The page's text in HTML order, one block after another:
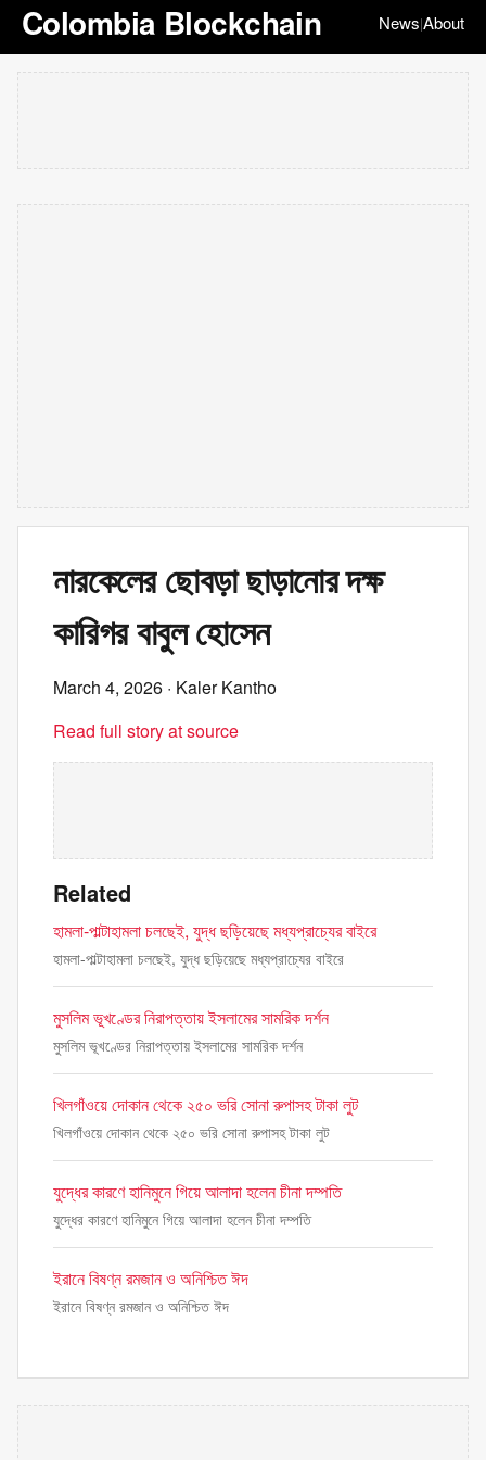
Colombia Blockchain News|About
নারকেলের ছোবড়া ছাড়ানোর দক্ষ
কারিগর বাবুল হোসেন
March 4, 2026 · Kaler Kantho
Read full story at source
Related
হামলা-পাল্টাহামলা চলছেই, যুদ্ধ ছড়িয়েছে মধ্যপ্রাচ্যের বাইরে
হামলা-পাল্টাহামলা চলছেই, যুদ্ধ ছড়িয়েছে মধ্যপ্রাচ্যের বাইরে
মুসলিম ভূখণ্ডের নিরাপত্তায় ইসলামের সামরিক দর্শন
মুসলিম ভূখণ্ডের নিরাপত্তায় ইসলামের সামরিক দর্শন
খিলগাঁওয়ে দোকান থেকে ২৫০ ভরি সোনা রুপাসহ টাকা লুট
খিলগাঁওয়ে দোকান থেকে ২৫০ ভরি সোনা রুপাসহ টাকা লুট
যুদ্ধের কারণে হানিমুনে গিয়ে আলাদা হলেন চীনা দম্পতি
যুদ্ধের কারণে হানিমুনে গিয়ে আলাদা হলেন চীনা দম্পতি
ইরানে বিষণ্ন রমজান ও অনিশ্চিত ঈদ
ইরানে বিষণ্ন রমজান ও অনিশ্চিত ঈদ